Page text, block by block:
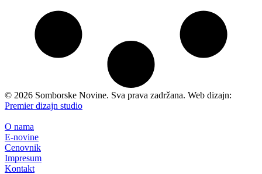
© 2026 Somborske Novine. Sva prava zadržana. Web dizajn:
Premier dizajn studio
O nama
E-novine
Cenovnik
Impresum
Kontakt